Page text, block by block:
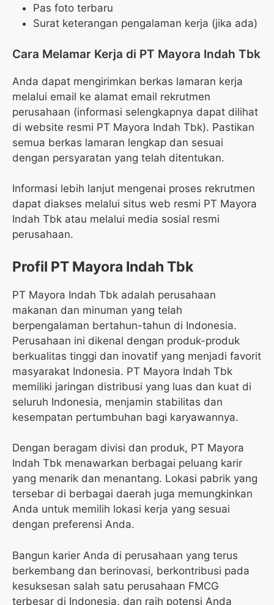
Pas foto terbaru
Surat keterangan pengalaman kerja (jika ada)
Cara Melamar Kerja di PT Mayora Indah Tbk
Anda dapat mengirimkan berkas lamaran kerja
melalui email ke alamat email rekrutmen
perusahaan (informasi selengkapnya dapat dilihat
di website resmi PT Mayora Indah Tbk). Pastikan
semua berkas lamaran lengkap dan sesuai
dengan persyaratan yang telah ditentukan.
Informasi lebih lanjut mengenai proses rekrutmen
dapat diakses melalui situs web resmi PT Mayora
Indah Tbk atau melalui media sosial resmi
perusahaan.
Profil PT Mayora Indah Tbk
PT Mayora Indah Tbk adalah perusahaan
makanan dan minuman yang telah
berpengalaman bertahun-tahun di Indonesia.
Perusahaan ini dikenal dengan produk-produk
berkualitas tinggi dan inovatif yang menjadi favorit
masyarakat Indonesia. PT Mayora Indah Tbk
memiliki jaringan distribusi yang luas dan kuat di
seluruh Indonesia, menjamin stabilitas dan
kesempatan pertumbuhan bagi karyawannya.
Dengan beragam divisi dan produk, PT Mayora
Indah Tbk menawarkan berbagai peluang karir
yang menarik dan menantang. Lokasi pabrik yang
tersebar di berbagai daerah juga memungkinkan
Anda untuk memilih lokasi kerja yang sesuai
dengan preferensi Anda.
Bangun karier Anda di perusahaan yang terus
berkembang dan berinovasi, berkontribusi pada
kesuksesan salah satu perusahaan FMCG
terbesar di Indonesia, dan raih potensi Anda